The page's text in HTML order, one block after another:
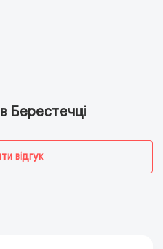
Берестечці
відгук